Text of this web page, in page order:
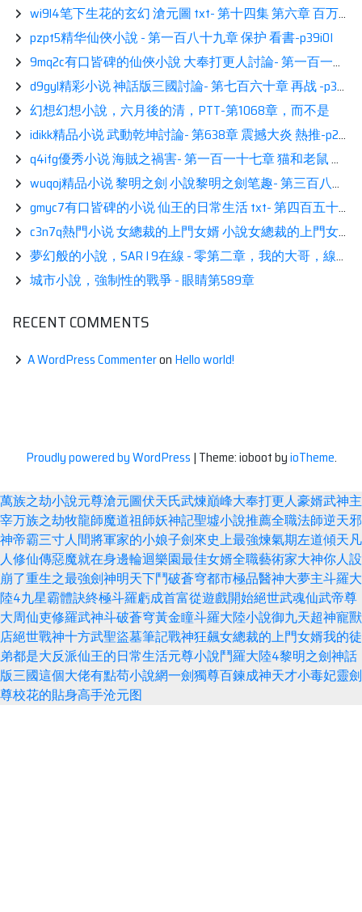
wi9l4笔下生花的玄幻 滄元圖 txt- 第十四集 第六章 百万妖王的威胁 分享-p2LEnI
pzpt5精华仙俠小說 - 第一百八十九章 保护 看書-p39i0I
9mq2c有口皆碑的仙俠小說 大奉打更人討論- 第一百一十三章 北行 展示-p27n4j
d9gyl精彩小说 神話版三國討論- 第七百六十章 再战 -p34tQY
幻想幻想小說，六月後的清，PTT-第1068章，而不是
idikk精品小说 武動乾坤討論- 第638章 震撼大炎 熱推-p2Bp4E
q4ifg優秀小说 海賊之禍害- 第一百一十七章 猫和老鼠 分享-p2wOa7
wuqoj精品小说 黎明之劍 小說黎明之劍笔趣- 第三百八十章 蠢蠢欲动 -p2hRe3
gmyc7有口皆碑的小说 仙王的日常生活 txt- 第四百五十九章 新人都是怪物！（35/107） -p3qXOB
c3n7q熱門小说 女總裁的上門女婿 小說女總裁的上門女婿笔趣- 第五百一十三章 人情总会用完的 熱推-p3BzZ9
夢幻般的小說，SAR I 9在線 - 零第二章，我的大哥，線雅Zong熱推
城市小說，強制性的戰爭 - 眼睛第589章
RECENT COMMENTS
A WordPress Commenteron Hello world!
Proudly powered by WordPress | Theme: ioboot byioTheme.
萬族之劫小說元尊滄元圖伏天氏武煉巔峰大奉打更人豪婿武神主
宰万族之劫牧龍師魔道祖師妖神記聖墟小說推薦全職法師逆天邪
神帝霸三寸人間將軍家的小娘子劍來史上最強煉氣期左道傾天凡
人修仙傳惡魔就在身邊輪迴樂園最佳女婿全職藝術家大神你人設
崩了重生之最強劍神明天下鬥破蒼穹都市極品醫神大夢主斗羅大
陸4九星霸體訣終極斗羅虧成首富從遊戲開始絕世武魂仙武帝尊
大周仙吏修羅武神斗破蒼穹黃金瞳斗羅大陸小說御九天超神寵獸
店絕世戰神十方武聖盜墓筆記戰神狂飆女總裁的上門女婿我的徒
弟都是大反派仙王的日常生活元尊小說鬥羅大陸4黎明之劍神話
版三國這個大佬有點苟小說網一劍獨尊百鍊成神天才小毒妃靈劍
尊校花的貼身高手沧元图